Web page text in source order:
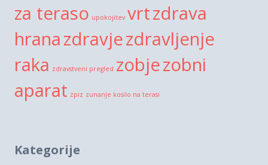
za teraso upokojitev vrtzdrava
hranazdravjezdravljenje
raka zdravstveni pregled zobjezobni
aparat zpiz zunanje kosilo na terasi
Kategorije